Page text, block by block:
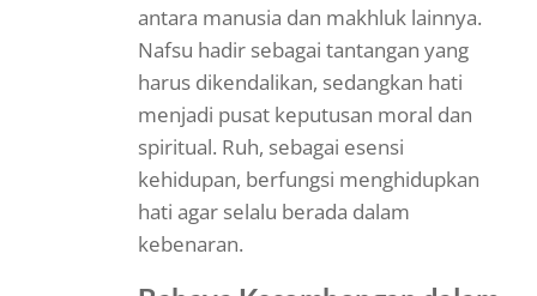
antara manusia dan makhluk lainnya.
Nafsu hadir sebagai tantangan yang
harus dikendalikan, sedangkan hati
menjadi pusat keputusan moral dan
spiritual. Ruh, sebagai esensi
kehidupan, berfungsi menghidupkan
hati agar selalu berada dalam
kebenaran.